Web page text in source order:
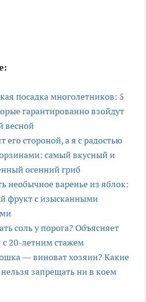
посадка многолетников: 5
гарантированно взойдут
весной
его стороной, а я с радостью
самый вкусный и
осенний гриб
необычное варенье из яблок:
фрукт с изысканными
соль у порога? Объясняет
с 20-летним стажем
— виноват хозяин? Какие
запрещать ни в коем